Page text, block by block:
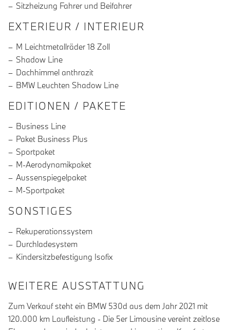
Sitzheizung Fahrer und Beifahrer
EXTERIEUR / INTERIEUR
M Leichtmetallräder 18 Zoll
Shadow Line
Dachhimmel anthrazit
BMW Leuchten Shadow Line
EDITIONEN / PAKETE
Business Line
Paket Business Plus
Sportpaket
M-Aerodynamikpaket
Aussenspiegelpaket
M-Sportpaket
SONSTIGES
Rekuperationssystem
Durchladesystem
Kindersitzbefestigung Isofix
WEITERE AUSSTATTUNG
Zum Verkauf steht ein BMW 530d aus dem Jahr 2021 mit
120.000 km Laufleistung - Die 5er Limousine vereint zeitlose